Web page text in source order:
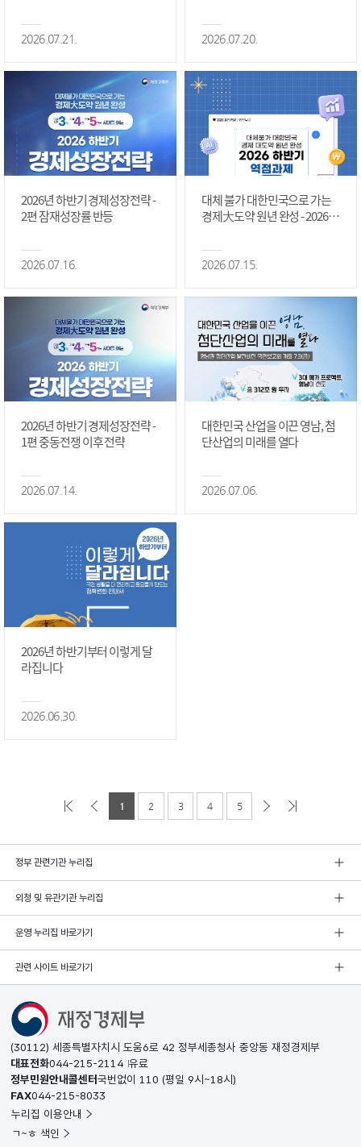
2026.07.21.
정상화 #2편
2026.07.20.
2026년 하반기 경제성장전략 -
2편 잠재성장률 반등
2026.07.16.
대체 불가 대한민국으로 가는
경제大도약 원년 완성 - 2026 하
2026.07.15.
2026년 하반기 경제성장전략 -
1편 중동전쟁 이후 전략
2026.07.14.
대한민국 산업을 이끈 영남, 첨
단산업의 미래를 열다
2026.07.06.
2026년 하반기부터 이렇게 달
라집니다
2026.06.30.
1 2 3 4 5
정부 관련기관 누리집
외청 및 유관기관 누리집
운영 누리집 바로가기
관련 사이트 바로가기
(30112) 세종특별자치시 도움6로 42 정부세종청사 중앙동 재정경제부
대표전화044-215-2114 유료
정부민원안내콜센터국번없이 110 (평일 9시~18시)
FAX044-215-8033
누리집 이용안내
ㄱ~ㅎ 색인